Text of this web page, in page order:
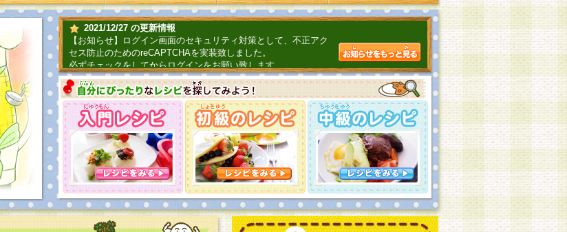
2021/12/27 の更新情報
【お知らせ】ログイン画面のセキュリティ対策として、不正アク
セス防止のためのreCAPTCHAを実装致しました。
必ずチェックをしてからログインをお願い致します。
2019/06/04 の更新情報
ファーマ村からコーンシェフが簡単レシピを紹介するよ！こちら
2018/07/01 の更新情報
チャレンジ企画第三弾！お母さん、お父さんへ日頃の感謝をこめ
てごはんを作ろう！は終了致しました。たくさんの投稿、ありが
とうございました。次回企画もお楽しみに！